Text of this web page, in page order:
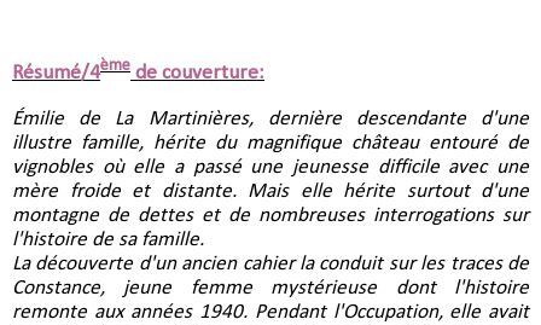
Résumé/4ème de couverture:
Émilie de La Martinières, dernière descendante d'une
illustre famille, hérite du magnifique château entouré de
vignobles où elle a passé une jeunesse difficile avec une
mère froide et distante. Mais elle hérite surtout d'une
montagne de dettes et de nombreuses interrogations sur
l'histoire de sa famille.
La découverte d'un ancien cahier la conduit sur les traces de
Constance, jeune femme mystérieuse dont l'histoire
remonte aux années 1940. Pendant l'Occupation, elle avait